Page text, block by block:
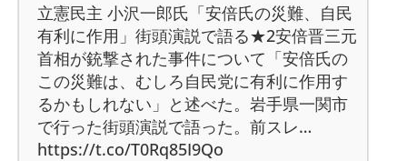
立憲民主 小沢一郎氏「安倍氏の災難、自民
有利に作用」街頭演説で語る★2安倍晋三元
首相が銃撃された事件について「安倍氏の
この災難は、むしろ自民党に有利に作用す
るかもしれない」と述べた。岩手県一関市
で行った街頭演説で語った。前スレ…
https://t.co/T0Rq85I9Qo